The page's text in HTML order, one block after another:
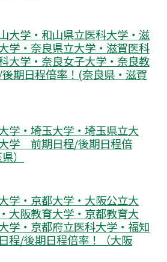
大学・和山県立医科大学・滋
学・奈良県立大学・滋賀医科
大学・奈良女子大学・奈良教
期日程倍率！(奈良県・滋賀
学・埼玉大学・埼玉県立大
学 前期日程/後期日程倍
）
学・京都大学・大阪公立大
大阪教育大学・京都教育大
学・京都府立医科大学・福知
程/後期日程倍率！（大阪